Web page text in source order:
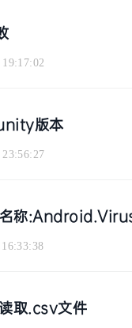
版本
名称
取.csv文件